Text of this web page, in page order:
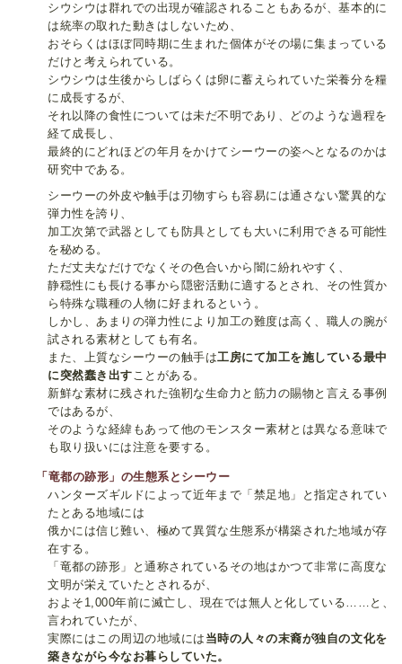
シウシウは群れでの出現が確認されることもあるが、基本的に
は統率の取れた動きはしないため、
おそらくはほぼ同時期に生まれた個体がその場に集まっている
だけと考えられている。
シウシウは生後からしばらくは卵に蓄えられていた栄養分を糧
に成長するが、
それ以降の食性については未だ不明であり、どのような過程を
経て成長し、
最終的にどれほどの年月をかけてシーウーの姿へとなるのかは
研究中である。
シーウーの外皮や触手は刃物すらも容易には通さない驚異的な
弾力性を誇り、
加工次第で武器としても防具としても大いに利用できる可能性
を秘める。
ただ丈夫なだけでなくその色合いから闇に紛れやすく、
静穏性にも長ける事から隠密活動に適するとされ、その性質か
ら特殊な職種の人物に好まれるという。
しかし、あまりの弾力性により加工の難度は高く、職人の腕が
試される素材としても有名。
また、上質なシーウーの触手は工房にて加工を施している最中
に突然蠢き出すことがある。
新鮮な素材に残された強靭な生命力と筋力の賜物と言える事例
ではあるが、
そのような経緯もあって他のモンスター素材とは異なる意味で
も取り扱いには注意を要する。
「竜都の跡形」の生態系とシーウー
ハンターズギルドによって近年まで「禁足地」と指定されてい
たとある地域には
俄かには信じ難い、極めて異質な生態系が構築された地域が存
在する。
「竜都の跡形」と通称されているその地はかつて非常に高度な
文明が栄えていたとされるが、
およそ1,000年前に滅亡し、現在では無人と化している……と、
言われていたが、
実際にはこの周辺の地域には 当時の人々の末裔が独自の文化を
築きながら今なお暮らしていた。